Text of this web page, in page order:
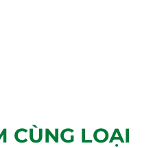
CÙNG LOẠI